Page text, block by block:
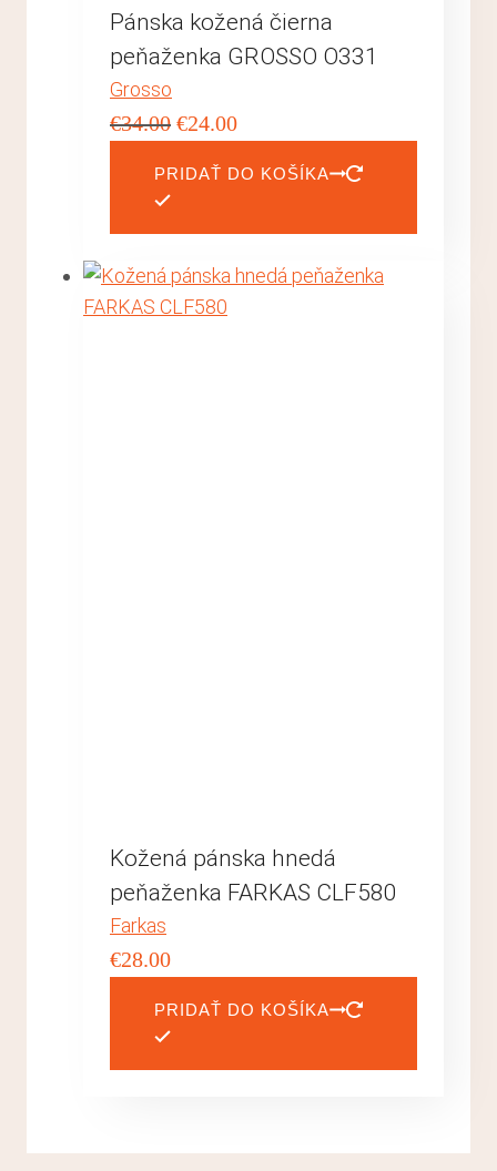
Pánska kožená čierna
peňaženka GROSSO O331
Grosso
€34.00 Pôvodná
cena
€34.00.
€24.00
€24.00.
PRIDAŤ DO KOŠÍKA
Kožená pánska hnedá
peňaženka FARKAS CLF580
Farkas
€28.00
PRIDAŤ DO KOŠÍKA